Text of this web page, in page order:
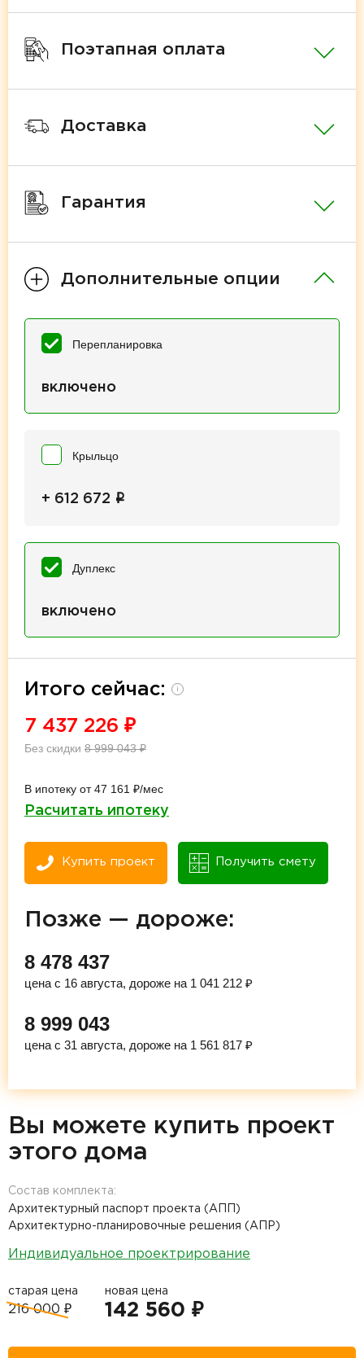
Поэтапная оплата
Доставка
Гарантия
Дополнительные опции
Перепланировка
включено
Крыльцо
+ 612 672 i
Дуплекс
включено
Итого сейчас: i
7 437 226 ₽
Без скидки 8 999 043₽
В ипотеку от 47 161 ₽/мес
Расчитать ипотеку
Купить проект Получить смету
Позже — дороже:
8 478 437
цена с 16 августа, дороже на 1 041 212 ₽
8 999 043
цена с 31 августа, дороже на 1 561 817 ₽
Вы можете купить проект
этого дома
Состав комплекта:
Архитектурный паспорт проекта (АПП)
Архитектурно-планировочные решения (АПР)
Индивидуальное проектрирование
старая цена
216 000 ₽
новая цена
142 560 ₽